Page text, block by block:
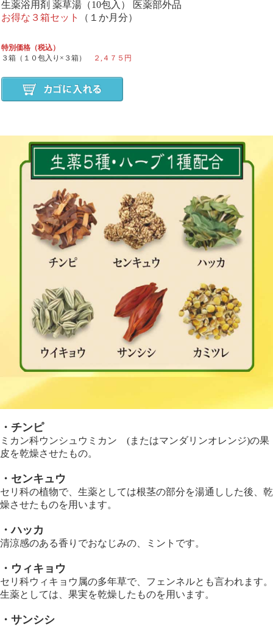
生薬浴用剤 薬草湯（10包入） 医薬部外品
お得な３箱セット
（１か月分）
特別価格（税込）
３箱（１０包入り×３箱）
２,４７５円
・チンピ
ミカン科ウンシュウミカン (またはマンダリンオレンジ)の果
皮を乾燥させたもの。
・センキュウ
セリ科の植物で、生薬としては根茎の部分を湯通しした後、乾
燥させたものを用います。
・ハッカ
清涼感のある香りでおなじみの、ミントです。
・ウィキョウ
セリ科ウィキョウ属の多年草で、フェンネルとも言われます。
生薬としては、果実を乾燥したものを用います。
・サンシシ